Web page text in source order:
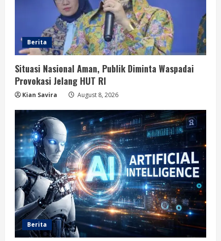
Berita
Situasi Nasional Aman, Publik Diminta Waspadai
Provokasi Jelang HUT RI
Kian Savira August 8, 2026
Berita